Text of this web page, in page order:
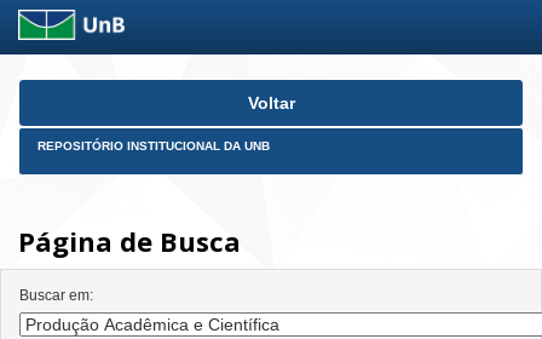
Skip
Voltar
REPOSITÓRIO INSTITUCIONAL DA UNB
Página de Busca
Buscar em: